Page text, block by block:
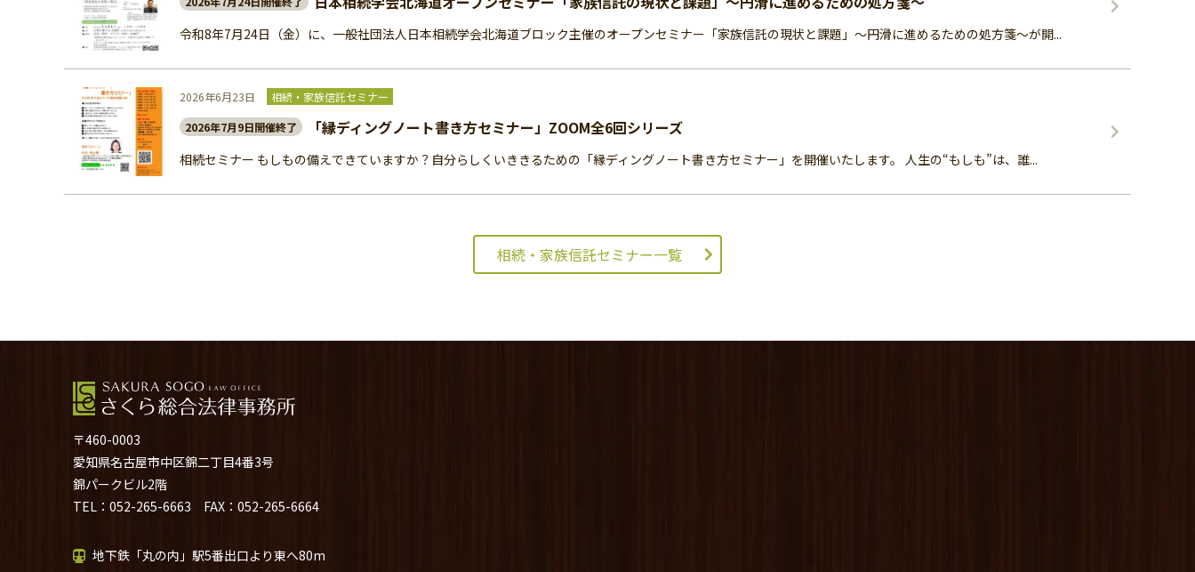
令和8年7月24日（金）に、一般社団法人日本相続学会北海道ブロック主催のオープンセミナー「家族信託の現状と課題」～円滑に進めるための処方箋～が開...
2026年6月23日 相続・家族信託セミナー
2026年7月9日開催終了 「縁ディングノート書き方セミナー」ZOOM全6回シリーズ
相続セミナー もしもの備えできていますか？自分らしくいききるための「縁ディングノート書き方セミナー」を開催いたします。 人生の“もしも”は、誰...
相続・家族信託セミナー一覧
〒460-0003
愛知県名古屋市中区錦二丁目4番3号
錦パークビル2階
TEL： 052-265-6663 FAX：052-265-6664
地下鉄「丸の内」駅5番出口より東へ80m